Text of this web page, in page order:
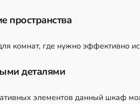
пространства
комнат, где нужно эффективно
деталями
элементов данный шкаф